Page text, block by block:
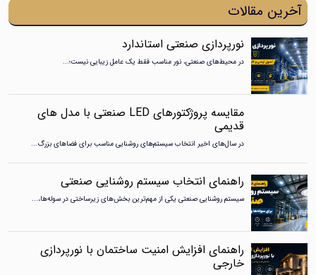
آخرین مقالات
نورپردازی صنعتی استاندارد
در محیط‌های صنعتی، نور مناسب فقط یک عامل زیبایی نیست؛...
مقایسه پروژکتورهای LED صنعتی با مدل های
قدیمی
در سال‌های اخیر انتخاب سیستم‌های روشنایی مناسب برای فضاهای بزرگ...
راهنمای انتخاب سیستم روشنایی صنعتی
سیستم روشنایی صنعتی یکی از مهم‌ترین بخش‌های زیرساختی در سوله‌ها،...
راهنمای افزایش امنیت ساختمان با نورپردازی
خارجی